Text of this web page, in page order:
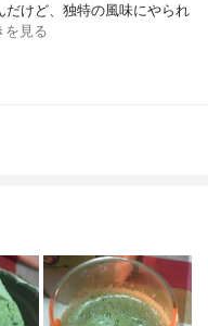
だけど、独特の風味にやられ
を見る